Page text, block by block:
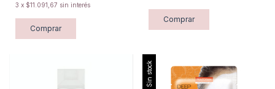
3 x $11.091,67 sin interés
Comprar
Comprar
Sin stock